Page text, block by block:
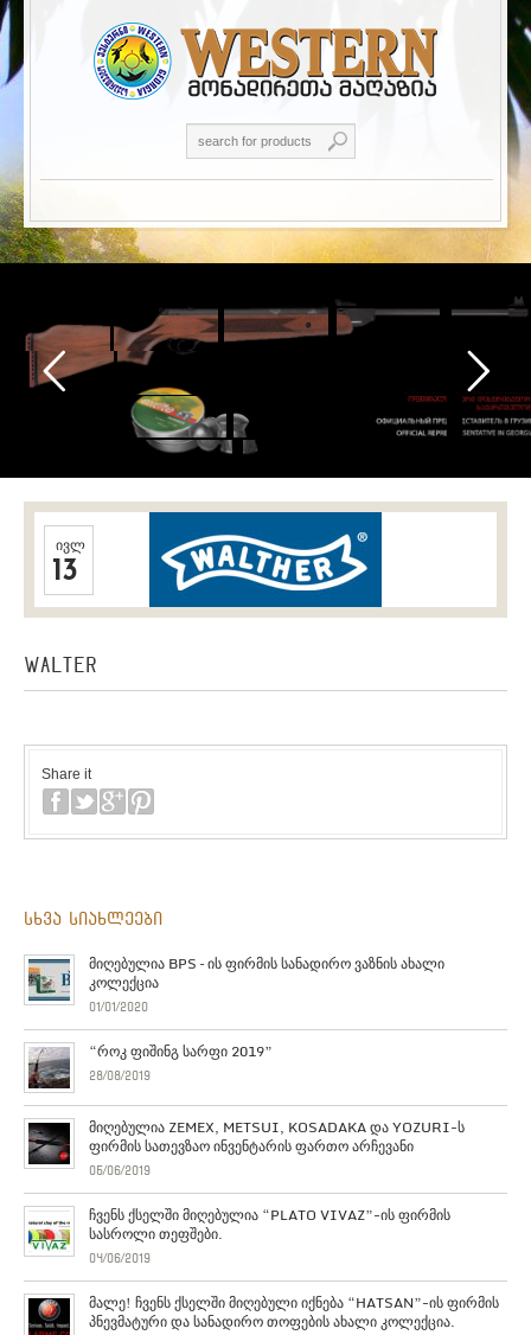
ᲘᲕᲚ
13
WALTER
Share it
სხვა სიახლეები
მიღებულია BPS – ის ფირმის სანადირო ვაზნის ახალი
კოლექცია
01/01/2020
“როკ ფიშინგ სარფი 2019”
28/08/2019
მიღებულია ZEMEX, METSUI, KOSADAKA და YOZURI-ს
ფირმის სათევზაო ინვენტარის ფართო არჩევანი
05/06/2019
ჩვენს ქსელში მიღებულია “PLATO VIVAZ”-ის ფირმის
სასროლი თეფშები.
04/06/2019
მალე! ჩვენს ქსელში მიღებული იქნება “HATSAN”-ის ფირმის
პნევმატური და სანადირო თოფების ახალი კოლექცია.